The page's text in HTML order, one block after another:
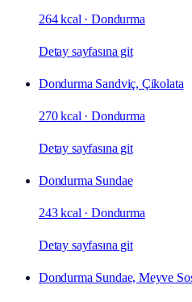
264 kcal ·Dondurma
Detay sayfasına git
Dondurma Sandviç, Çikolata
270 kcal ·Dondurma
Detay sayfasına git
Dondurma Sundae
243 kcal ·Dondurma
Detay sayfasına git
Dondurma Sundae, Meyve